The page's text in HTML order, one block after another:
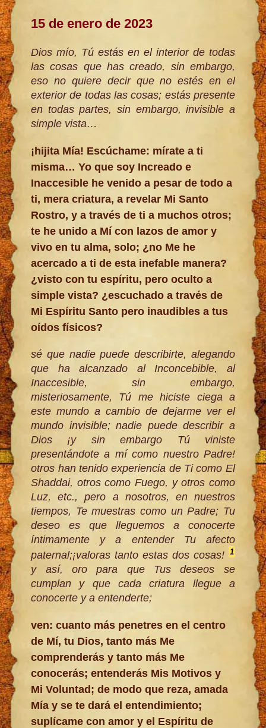
15 de enero de 2023
Dios mío, Tú estás en el interior de todas
las cosas que has creado, sin embargo,
eso no quiere decir que no estés en el
exterior de todas las cosas; estás presente
en todas partes, sin embargo, invisible a
simple vista…
¡hijita Mía! Escúchame: mírate a ti
misma… Yo que soy Increado e
Inaccesible he venido a pesar de todo a
ti, mera criatura, a revelar Mi Santo
Rostro, y a través de ti a muchos otros;
te he unido a Mí con lazos de amor y
vivo en tu alma, solo; ¿no Me he
acercado a ti de esta inefable manera?
¿visto con tu espíritu, pero oculto a
simple vista? ¿escuchado a través de
Mi Espíritu Santo pero inaudibles a tus
oídos físicos?
sé que nadie puede describirte, alegando
que ha alcanzado al Inconcebible, al
Inaccesible, sin embargo,
misteriosamente, Tú me hiciste ciega a
este mundo a cambio de dejarme ver el
mundo invisible; nadie puede describir a
Dios ¡y sin embargo Tú viniste
presentándote a mí como nuestro Padre!
otros han tenido experiencia de Ti como El
Shaddai, otros como Fuego, y otros como
Luz, etc., pero a nosotros, en nuestros
tiempos, Te muestras como un Padre; Tu
deseo es que lleguemos a conocerte
íntimamente y a entender Tu afecto
paternal;¡valoras tanto estas dos cosas! 1
y así, oro para que Tus deseos se
cumplan y que cada criatura llegue a
conocerte y a entenderte;
ven: cuanto más penetres en el centro
de Mí, tu Dios, tanto más Me
comprenderás y tanto más Me
conocerás; entenderás Mis Motivos y
Mi Voluntad; de modo que reza, amada
Mía y se te dará el entendimiento;
suplícame con amor y el Espíritu de